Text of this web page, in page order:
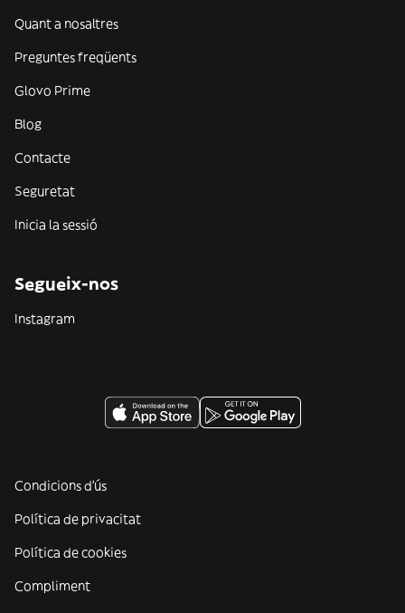
Quant a nosaltres
Preguntes freqüents
Glovo Prime
Blog
Contacte
Seguretat
Inicia la sessió
Segueix-nos
Instagram
Condicions d'ús
Política de privacitat
Política de cookies
Compliment